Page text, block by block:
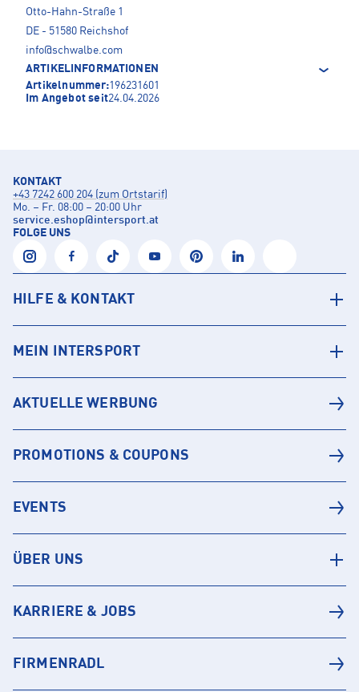
Otto-Hahn-Straße 1
DE - 51580 Reichshof
info@schwalbe.com
ARTIKELINFORMATIONEN
Artikelnummer:196231601
Im Angebot seit24.04.2026
KONTAKT
+43 7242 600 204 (zum Ortstarif)
Mo. – Fr. 08:00 – 20:00 Uhr
service.eshop@intersport.at
FOLGE UNS
HILFE & KONTAKT
MEIN INTERSPORT
AKTUELLE WERBUNG
PROMOTIONS & COUPONS
EVENTS
ÜBER UNS
KARRIERE & JOBS
FIRMENRADL